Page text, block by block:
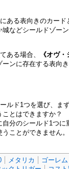
ある表向きのカード
などシールドゾー
ある場合、 《オヴ
ンに存在する表向
ルド1つを選び、ま
とはできますか？
分のシールド1つ
ことができません。
メタリカ ゴーレム